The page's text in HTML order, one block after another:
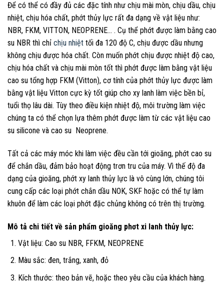
Để có thể có đầy đủ các đặc tính như chịu mài mòn, chịu dầu, chịu
nhiệt, chịu hóa chất, phớt thủy lực rất đa dạng về vật liệu như:
NBR, FKM, VITTON, NEOPRENE… . Cụ thể phớt được làm bằng cao
su NBR thì chỉ chịu nhiệt tối đa 120 độ C, chịu được dầu nhưng
không chịu được hóa chất. Còn muốn phớt chịu được nhiệt độ cao,
chịu hóa chất và chịu mài mòn tốt thì phớt được làm bằng vật liệu
cao su tổng hợp FKM (Vitton), cơ tính của phớt thủy lực được làm
bằng vật liệu Vitton cực kỳ tốt giúp cho xy lanh làm việc bền bỉ,
tuổi thọ lâu dài. Tùy theo điều kiện nhiệt độ, môi trường làm việc
chúng ta có thể chọn lựa thêm phớt được làm từ các vật liệu cao
su silicone và cao su Neoprene.
Tất cả các máy móc khi làm việc đều cần tới gioăng, phớt cao su
để chắn dầu, đảm bảo hoạt động trơn tru của máy. Vì thế độ đa
dạng của gioăng, phớt xy lanh thủy lực là vô cùng lớn, chúng tôi
cung cấp các loại phớt chắn dầu NOK, SKF hoặc có thể tự làm
khuôn để làm các loại phớt đặc chủng không có trên thị trường.
Mô tả chi tiết về sản phẩm gioăng phơt xi lanh thủy lực:
Vật liệu: Cao su NBR, FFKM, NEOPRENE
Màu sắc: đen, trắng, xanh, đỏ
Kích thước: theo bản vẽ, hoặc theo yêu cầu của khách hàng.